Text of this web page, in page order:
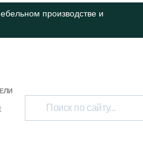
производстве и